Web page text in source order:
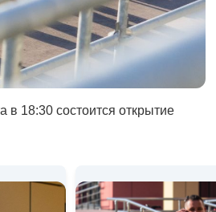
в 18:30 состоится открытие